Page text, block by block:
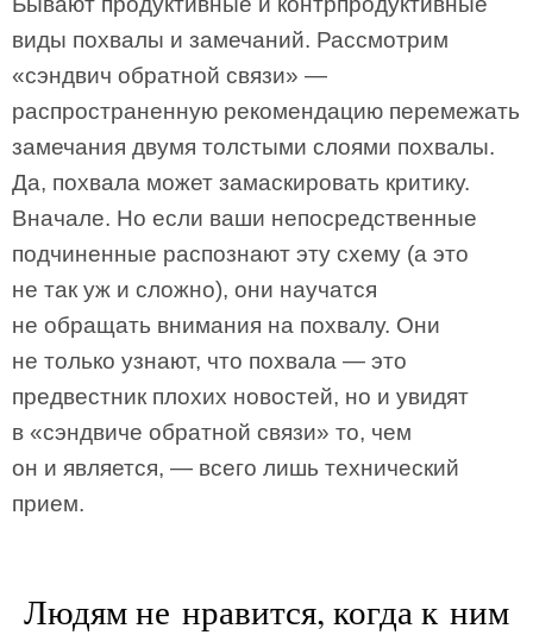
виды похвалы и замечаний. Рассмотрим
«сэндвич обратной связи» —
распространенную рекомендацию перемежать
замечания двумя толстыми слоями похвалы.
Да, похвала может замаскировать критику.
Вначале. Но если ваши непосредственные
подчиненные распознают эту схему (а это
не так уж и сложно), они научатся
не обращать внимания на похвалу. Они
не только узнают, что похвала — это
предвестник плохих новостей, но и увидят
в «сэндвиче обратной связи» то, чем
он и является, — всего лишь технический
прием.
Людям не нравится, когда к ним